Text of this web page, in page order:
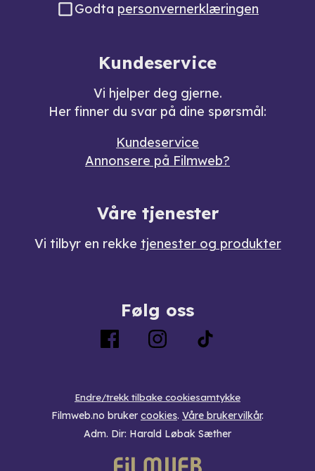
Godta personvernerklæringen
Kundeservice
Vi hjelper deg gjerne.
Her finner du svar på dine spørsmål:
Kundeservice
Annonsere på Filmweb?
Våre tjenester
Vi tilbyr en rekke tjenester og produkter
Følg oss
Endre/trekk tilbake cookiesamtykke
Filmweb.no bruker cookies. Våre brukervilkår.
Adm. Dir: Harald Løbak Sæther